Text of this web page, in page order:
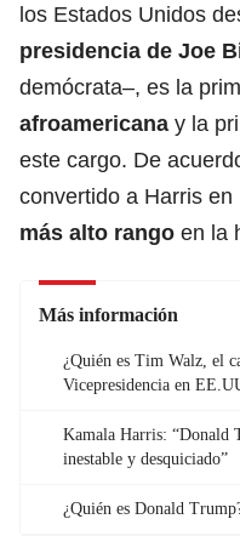
los Estados Unidos
presidencia de Joe
demócrata–, es la
afroamericana y la
este cargo. De
convertido a Harris
más alto rango en la
Más información
¿Quién es Tim Walz, el
Vicepresidencia en
Kamala Harris: “Donald
inestable y desquiciado”
¿Quién es Donald